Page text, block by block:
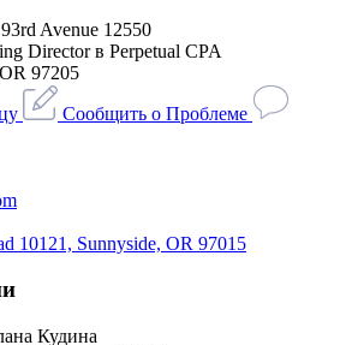
Avenue 12550
Director в Perpetual CPA
97205
Сообщить о Проблеме
10121, Sunnyside, OR 97015
Кудина